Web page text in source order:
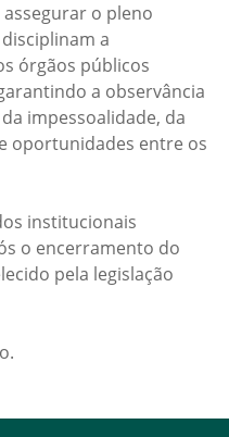
o pleno
a
órgãos públicos
a observância
impessoalidade, da
oportunidades entre os
institucionais
o encerramento do
pela legislação